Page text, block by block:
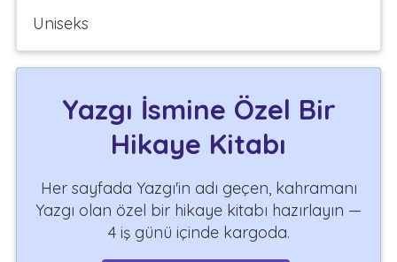
Uniseks
Yazgı İsmine Özel Bir
Hikaye Kitabı
Her sayfada Yazgı'in adı geçen, kahramanı
Yazgı olan özel bir hikaye kitabı hazırlayın —
4 iş günü içinde kargoda.